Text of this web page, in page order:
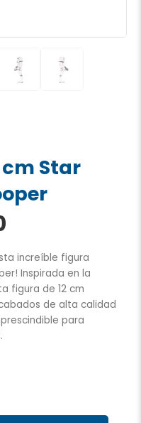
cm Star
actual
es:
S/49.90.
increíble figura
Inspirada en la
figura de 12 cm
de alta calidad
para